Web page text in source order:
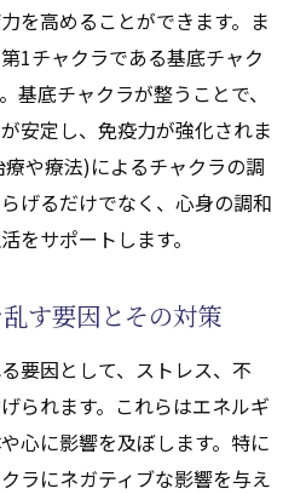
を高めることができます。ま
1チャクラである基底チャク
基底チャクラが整うことで、
安定し、免疫力が強化されま
や療法)によるチャクラの調
げるだけでなく、心身の調和
をサポートします。
す要因とその対策
要因として、ストレス、不
られます。これらはエネルギ
心に影響を及ぼします。特に
ラにネガティブな影響を与え